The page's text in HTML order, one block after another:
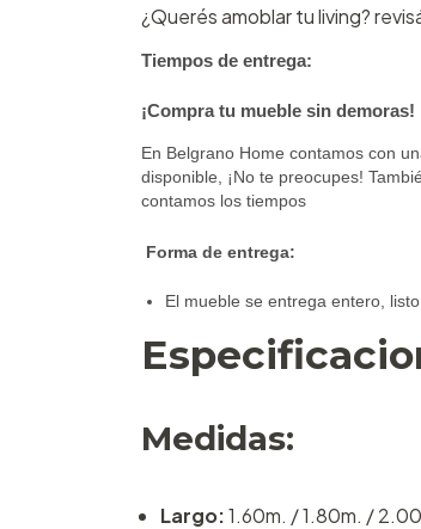
¿Querés amoblar tu living?
Tiempos de entrega:
¡Compra tu mueble sin demoras!
En Belgrano Home contamos con
disponible, ¡No te preocupes!
contamos los tiempos
Forma de entrega:
El mueble se entrega entero,
Medidas:
Largo:1.60m. / 1.80m. /